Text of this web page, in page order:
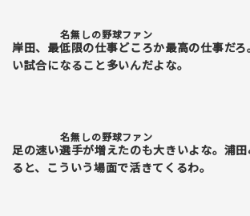
名無しの野球ファン
岸田、最低限の仕事どころか最高の仕事だ
い試合になること多いんだよな。
名無しの野球ファン
足の速い選手が増えたのも大きいよな。浦
ると、こういう場面で活きてくるわ。